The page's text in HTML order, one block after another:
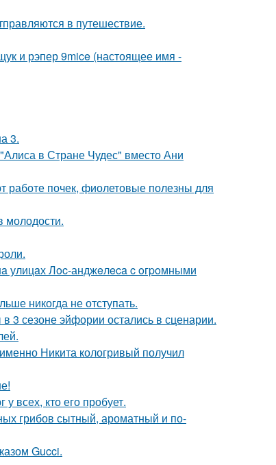
в путешествие.
и рэпер 9mice (настоящее имя -
3.
в Стране Чудес" вместо Ани
работе почек, фиолетовые полезны для
молодости.
улицaх Лoc-анджeлeca c oгpoмными
никогда не отступать.
3 сезоне эйфории остались в сценарии.
Никита кологривый получил
всех, кто его пробует.
грибов сытный, ароматный и по-
Gucci.